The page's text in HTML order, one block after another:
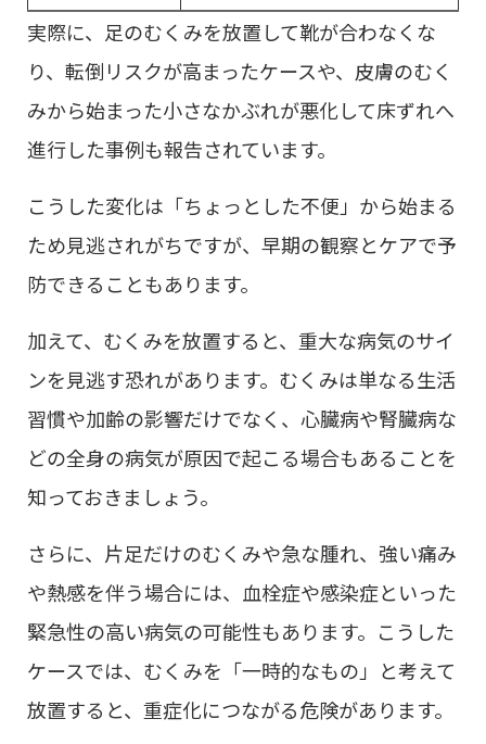
実際に、足のむくみを放置して靴が合わなくな
り、転倒リスクが高まったケースや、皮膚のむく
みから始まった小さなかぶれが悪化して床ずれへ
進行した事例も報告されています。
こうした変化は「ちょっとした不便」から始まる
ため見逃されがちですが、早期の観察とケアで予
防できることもあります。
加えて、むくみを放置すると、重大な病気のサイ
ンを見逃す恐れがあります。むくみは単なる生活
習慣や加齢の影響だけでなく、心臓病や腎臓病な
どの全身の病気が原因で起こる場合もあることを
知っておきましょう。
さらに、片足だけのむくみや急な腫れ、強い痛み
や熱感を伴う場合には、血栓症や感染症といった
緊急性の高い病気の可能性もあります。こうした
ケースでは、むくみを「一時的なもの」と考えて
放置すると、重症化につながる危険があります。